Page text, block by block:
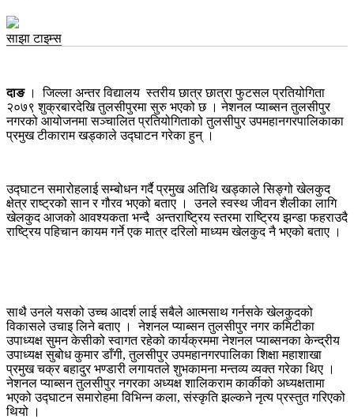
साझा टाइम्स
दाङ । जिल्ला अन्तर विद्यालय स्तरीय छात्र छात्रा फुटसल प्रतियोगिता
२०७९ शुक्रबारदेखि तुलसीपुरमा सुरु भएको छ । नेशनल प्याब्सन तुलसीपुर
नगरको आयोजनमा सञ्चालित प्रतियोगिताको तुलसीपुर उपमहानगरपालिकाका
प्रमुख टीकाराम खड्काले उद्घाटन गरेका हुन् ।
उद्घाटन समारोहलाई सम्बोधन गर्दै प्रमुख अतिथि खड्काले सिङ्गो खेलकुद
क्षेत्र राष्ट्रको सान र गौरव भएको बताए । उनले स्वस्थ जीवन शैलीका लागि
खेलकुद आजको आवश्यकता भन्दै अन्तराष्ट्रिय स्तरमा राष्ट्रिय झन्डा फहराउदै
राष्ट्रिय पहिचान कायम गर्ने एक मात्र दरिलो माध्यम खेलकुद नै भएको बताए ।
साथै उनले यसको उच्च आदर्श लाई सबैले आत्मसाथ गर्नसके खेलकुदको
विकासले उचाइ लिने बताए । नेशनल प्याब्सन तुलसीपुर नगर कमिटीका
उपाध्यक्ष सुमन केसीको स्वागत रहेको कार्यक्रममा नेशनल प्याब्सनका केन्द्रीय
उपाध्यक्ष सुबोध कुमार डाँगी, तुलसीपुर उपमहानगरपालिका शिक्षा महाशाखा
प्रमुख चक्र बहादुर भण्डारी लगायतले शुभकामना मन्तव्य व्यक्त गरेका थिए ।
नेशनल प्याब्सन तुलसीपुर नगरका अध्यक्ष शालिकराम कार्कीको अध्यक्षतामा
भएको उद्घाटन समारोहमा विभिन्न कला, संस्कृति झल्कने नृत्य प्रस्तुत गरिएको
थियो ।